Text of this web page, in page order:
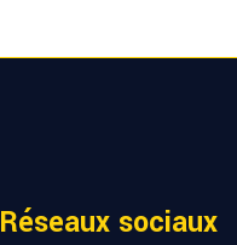
Réseaux sociaux